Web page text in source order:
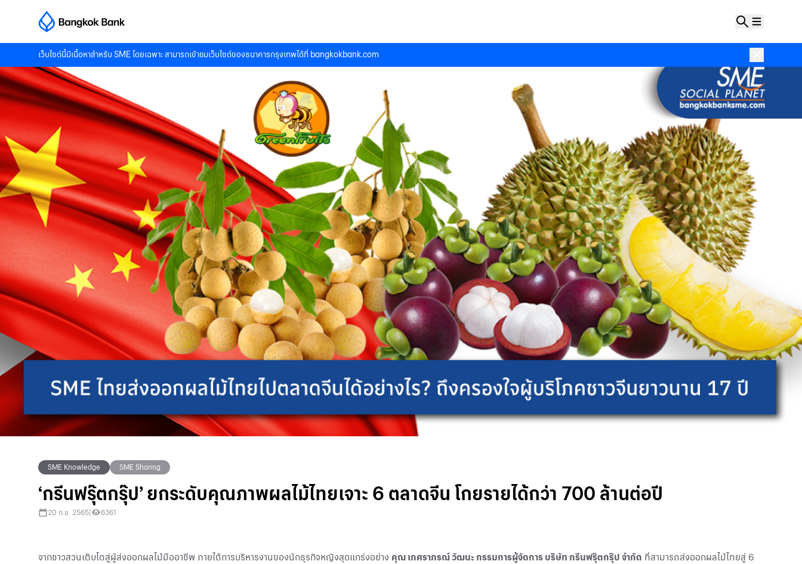
เว็บไซต์นี้มีเนื้อหาสำหรับ SME โดยเฉพาะ สามารถเข้าชมเว็บไซต์ของธนาคารกรุงเทพได้ที่ bangkokbank.com
SME Knowledge SME Sharing
‘กรีนฟรุ๊ตกรุ๊ป’ ยกระดับคุณภาพผลไม้ไทยเจาะ 6 ตลาดจีน โกยรายได้กว่า 700 ล้านต่อปี
20 ก.ย. 2565 6361
จากชาวสวนเติบโตสู่ผู้ส่งออกผลไม้มืออาชีพ ภายใต้การบริหารงานของนักธุรกิจหญิงสุดแกร่งอย่าง คุณ เกศราภรณ์ วัฒนะ กรรมการผู้จัดการ บริษัท กรีนฟรุ๊ตกรุ๊ป จำกัด ที่สามารถส่งออกผลไม้ไทยสู่ 6